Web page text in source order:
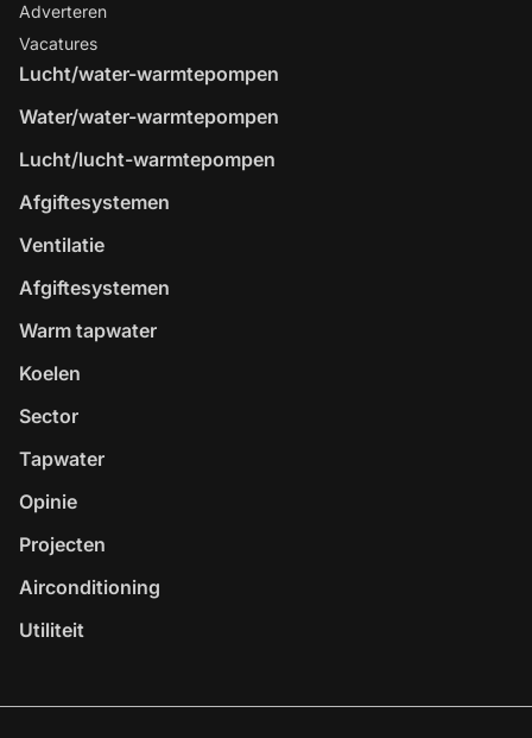
Adverteren
Vacatures
Lucht/water-warmtepompen
Water/water-warmtepompen
Lucht/lucht-warmtepompen
Afgiftesystemen
Ventilatie
Afgiftesystemen
Warm tapwater
Koelen
Sector
Tapwater
Opinie
Projecten
Airconditioning
Utiliteit